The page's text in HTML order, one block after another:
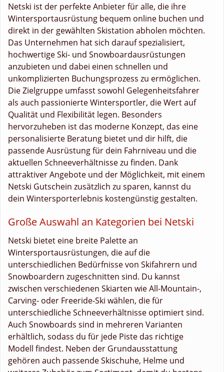
Netski ist der perfekte Anbieter für alle, die ihre
Wintersportausrüstung bequem online buchen und
direkt in der gewählten Skistation abholen möchten.
Das Unternehmen hat sich darauf spezialisiert,
hochwertige Ski- und Snowboardausrüstungen
anzubieten und dabei einen schnellen und
unkomplizierten Buchungsprozess zu ermöglichen.
Die Zielgruppe umfasst sowohl Gelegenheitsfahrer
als auch passionierte Wintersportler, die Wert auf
Qualität und Flexibilität legen. Besonders
hervorzuheben ist das moderne Konzept, das eine
personalisierte Beratung bietet und dir hilft, die
passende Ausrüstung für dein Fahrniveau und die
aktuellen Schneeverhältnisse zu finden. Dank
attraktiver Angebote und der Möglichkeit, mit einem
Netski Gutschein zusätzlich zu sparen, kannst du
dein Wintersporterlebnis kostengünstig gestalten.
Große Auswahl an Kategorien bei Netski
Netski bietet eine breite Palette an
Wintersportausrüstungen, die auf die
unterschiedlichen Bedürfnisse von Skifahrern und
Snowboardern zugeschnitten sind. Du kannst
zwischen verschiedenen Skiarten wie All-Mountain-,
Carving- oder Freeride-Ski wählen, die für
unterschiedliche Schneeverhältnisse optimiert sind.
Auch Snowboards sind in mehreren Varianten
erhältlich, sodass du für jede Piste das richtige
Modell findest. Neben der Grundausstattung
gehören auch passende Skischuhe, Helme und